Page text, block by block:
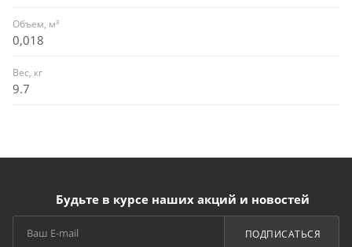
Объем, м³
0,018
Вес, кг
9.7
Будьте в курсе наших акций и новостей
ПОДПИСАТЬСЯ